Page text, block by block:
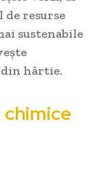
de resurse
sustenabile
hârtie.